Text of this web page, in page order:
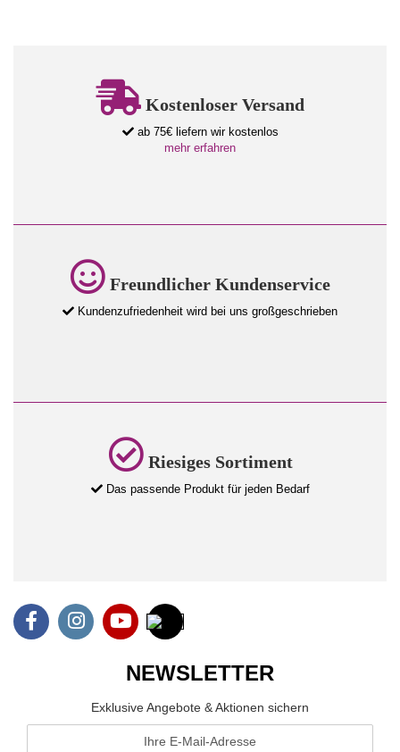
Kostenloser Versand
ab 75€ liefern wir kostenlos
mehr erfahren
Freundlicher Kundenservice
Kundenzufriedenheit wird bei uns großgeschrieben
Riesiges Sortiment
Das passende Produkt für jeden Bedarf
NEWSLETTER
Exklusive Angebote & Aktionen sichern